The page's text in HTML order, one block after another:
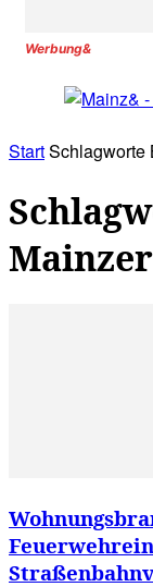
Werbung&
StartSchlagworte